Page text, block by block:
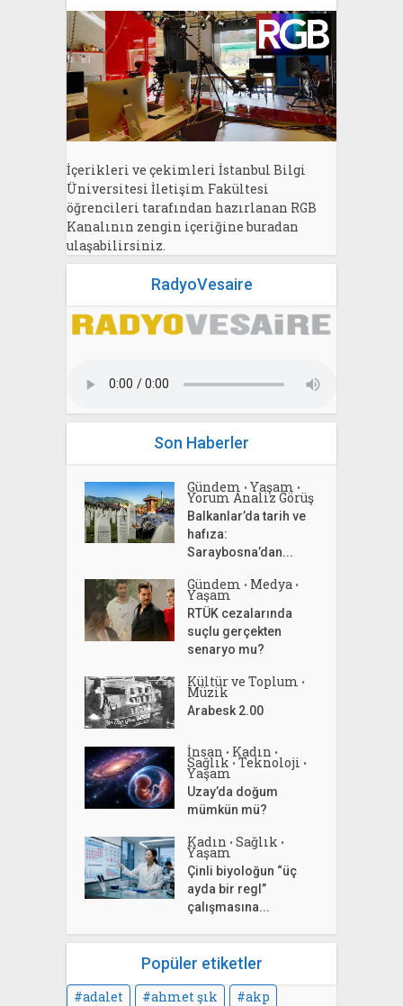
İçerikleri ve çekimleri İstanbul Bilgi
Üniversitesi İletişim Fakültesi
öğrencileri tarafından hazırlanan RGB
Kanalının zengin içeriğine buradan
ulaşabilirsiniz.
RadyoVesaire
Son Haberler
Gündem • Yaşam •
Yorum Analiz Görüş
Balkanlar’da tarih ve
hafıza:
Saraybosna’dan...
Gündem • Medya •
Yaşam
RTÜK cezalarında
suçlu gerçekten
senaryo mu?
Kültür ve Toplum •
Müzik
Arabesk 2.00
İnsan • Kadın •
Sağlık • Teknoloji •
Yaşam
Uzay’da doğum
mümkün mü?
Kadın • Sağlık •
Yaşam
Çinli biyoloğun “üç
ayda bir regl”
çalışmasına...
Popüler etiketler
adalet ahmet şık
akp